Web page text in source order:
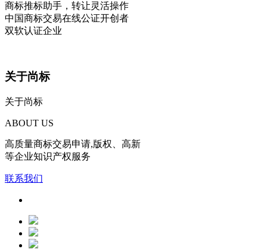
商标推标助手，转让灵活操作
中国商标交易在线公证开创者
双软认证企业
关于尚标
关于尚标
ABOUT US
高质量商标交易申请,版权、高新
等企业知识产权服务
联系我们